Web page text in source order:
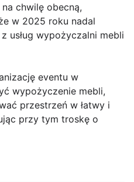
chwilę obecną,
w 2025 roku nadal
usług wypożyczalni mebli
eventu w
wypożyczenie mebli,
przestrzeń w łatwy i
przy tym troskę o